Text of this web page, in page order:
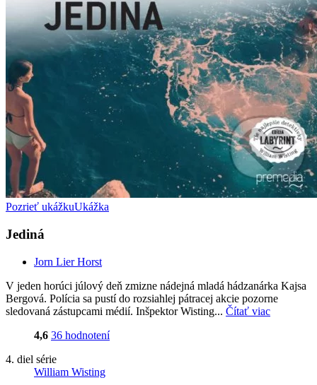
Pozrieť ukážkuUkážka
Jediná
Jorn Lier Horst
V jeden horúci júlový deň zmizne nádejná mladá hádzanárka Kajsa
Bergová. Polícia sa pustí do rozsiahlej pátracej akcie pozorne
sledovaná zástupcami médií. Inšpektor Wisting... Čítať viac
4,6 36 hodnotení
4. diel série
William Wisting